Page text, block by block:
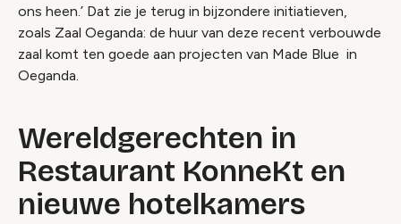
ons heen.’ Dat zie je terug in bijzondere initiatieven,
zoals Zaal Oeganda: de huur van deze recent verbouwde
zaal komt ten goede aan projecten van Made Blue in
Oeganda.
Wereldgerechten in
Restaurant KonneKt en
nieuwe hotelkamers